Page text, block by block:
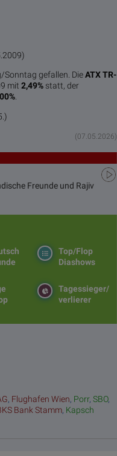
Sonntag gefallen. DieATX TR-
mit2,49% statt, der
.
(07.05.2026)
Freunde und Rajiv
Top/Flop
Diashows
Tagessieger/
verlierer
, Flughafen Wien, Porr,SBO,
Bank Stamm, Kapsch